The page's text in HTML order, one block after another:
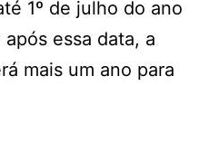
1º de julho do ano
essa data, a
mais um ano para